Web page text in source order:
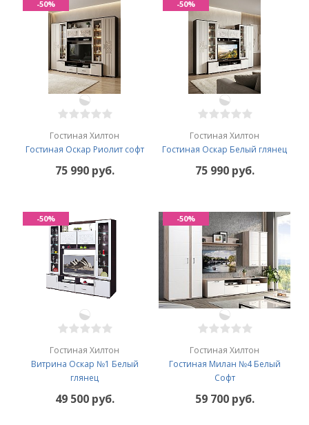
Гостиная Хилтон
Гостиная Оскар Риолит софт
75 990 руб.
-50%
Гостиная Хилтон
Гостиная Оскар Белый глянец
75 990 руб.
-50%
Гостиная Хилтон
Витрина Оскар №1 Белый
глянец
49 500 руб.
-50%
Гостиная Хилтон
Гостиная Милан №4 Белый
Софт
59 700 руб.
-50%